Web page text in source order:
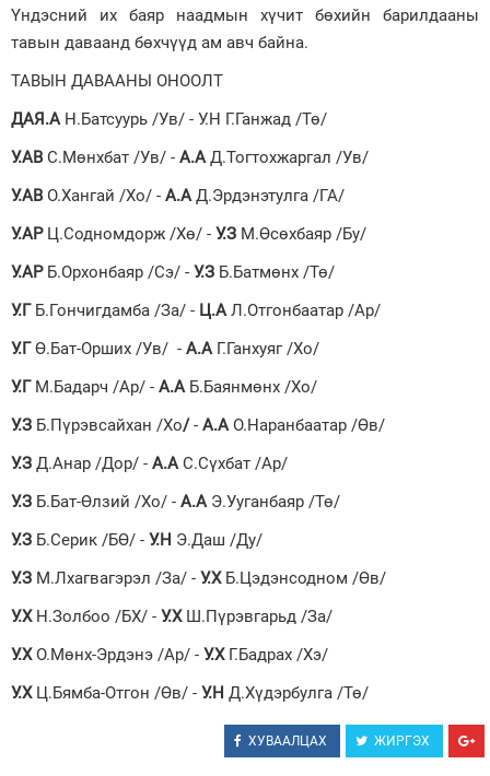
Зурхай
Үндэсний их баяр наадмын хүчит бөхийн барилдааны
тавын даваанд бөхчүүд ам авч байна.
ТАВЫН ДАВААНЫ ОНООЛТ
ДАЯ.А Н.Батсуурь /Ув/ - У.Н Г.Ганжад /Тө/
У.АВ С.Мөнхбат /Ув/ - А.АД.Тогтохжаргал /Ув/
У.АВ О.Хангай /Хо/ - А.АД.Эрдэнэтулга /ГА/
У.АР Ц.Содномдорж /Хө/ - У.З М.Өсөхбаяр /Бу/
У.АР Б.Орхонбаяр /Сэ/ - У.З Б.Батмөнх /Тө/
У.Г Б.Гончигдамба /За/ - Ц.АЛ.Отгонбаатар /Ар/
У.ГӨ.Бат-Орших /Ув/ - А.А Г.Ганхуяг /Хо/
У.Г М.Бадарч /Ар/ - А.А Б.Баянмөнх /Хо/
У.З Б.Пүрэвсайхан /Хо/ - А.АО.Наранбаатар /Өв/
У.З Д.Анар /Дор/ - А.АС.Сүхбат /Ар/
У.З Б.Бат-Өлзий /Хо/ - А.А Э.Ууганбаяр /Тө/
У.З Б.Серик /БӨ/ - У.Н Э.Даш /Ду/
У.З М.Лхагвагэрэл /За/ - У.Х Б.Цэдэнсодном /Өв/
У.Х Н.Золбоо /БХ/ - У.Х Ш.Пүрэвгарьд /За/
У.ХО.Мөнх-Эрдэнэ /Ар/ - У.Х Г.Бадрах /Хэ/
У.Х Ц.Бямба-Отгон /Өв/ - У.Н Д.Хүдэрбулга /Тө/
ХУВААЛЦАХ ЖИРГЭХ